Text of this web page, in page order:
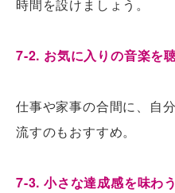
時間を設けましょう。
7-2. お気に入りの音楽を
仕事や家事の合間に、自
流すのもおすすめ。
7-3. 小さな達成感を味わ